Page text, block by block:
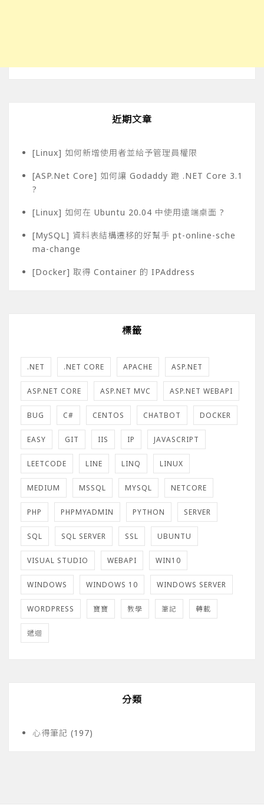
近期文章
[Linux] 如何新增使用者並給予管理員權限
[ASP.Net Core] 如何讓 Godaddy 跑 .NET Core 3.1
?
[Linux] 如何在 Ubuntu 20.04 中使用遠端桌面 ?
[MySQL] 資料表結構遷移的好幫手 pt-online-sche
ma-change
[Docker] 取得 Container 的 IPAddress
標籤
.NET .NET CORE APACHE ASP.NET
ASP.NET CORE ASP.NET MVC ASP.NET WEBAPI
BUG C# CENTOS CHATBOT DOCKER
EASY GIT IIS IP JAVASCRIPT
LEETCODE LINE LINQ LINUX
MEDIUM MSSQL MYSQL NETCORE
PHP PHPMYADMIN PYTHON SERVER
SQL SQL SERVER SSL UBUNTU
VISUAL STUDIO WEBAPI WIN10
WINDOWS WINDOWS 10 WINDOWS SERVER
WORDPRESS 寶寶 教學 筆記 轉載
遞迴
分類
心得筆記 (197)